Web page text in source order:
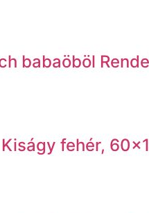
babaöböl
fehér,